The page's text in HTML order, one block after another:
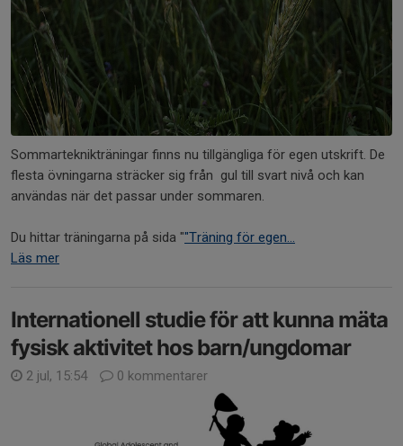
Sommarteknikträningar finns nu tillgängliga för egen utskrift. De
flesta övningarna sträcker sig från gul till svart nivå och kan
användas när det passar under sommaren.
Du hittar träningarna på sida ""Träning för egen...
Läs mer
Internationell studie för att kunna mäta
fysisk aktivitet hos barn/ungdomar
2 jul, 15:54 0 kommentarer